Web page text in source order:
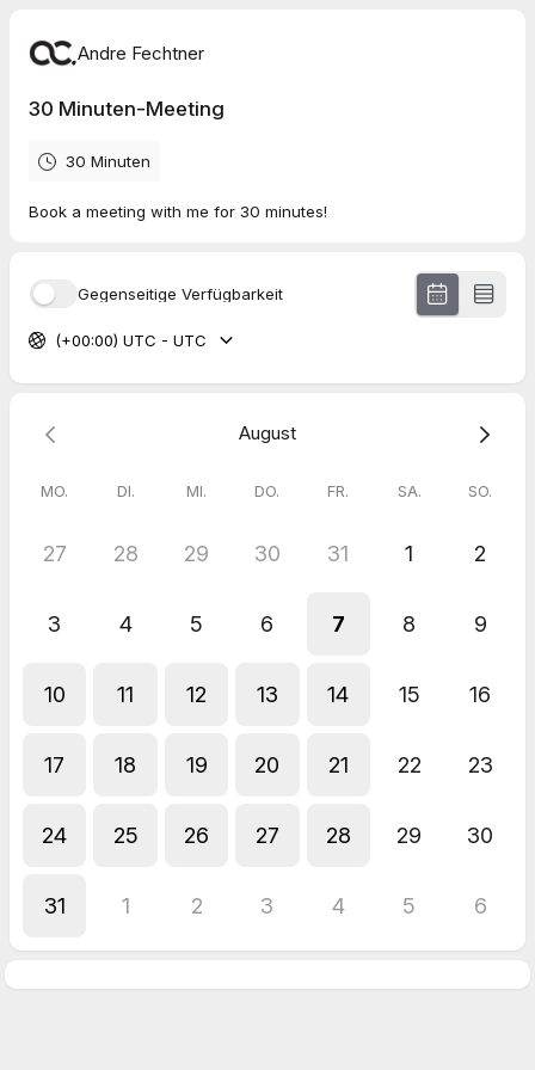
Andre Fechtner
30 Minuten-Meeting
30 Minuten
Book a meeting with me for 30 minutes!
Gegenseitige Verfügbarkeit
(+00:00) UTC - UTC
August
MO. DI. MI. DO. FR. SA. SO.
27 28 29 30 31 1 2
3 4 5 6 7 8 9
10 11 12 13 14 15 16
17 18 19 20 21 22 23
24 25 26 27 28 29 30
31 1 2 3 4 5 6